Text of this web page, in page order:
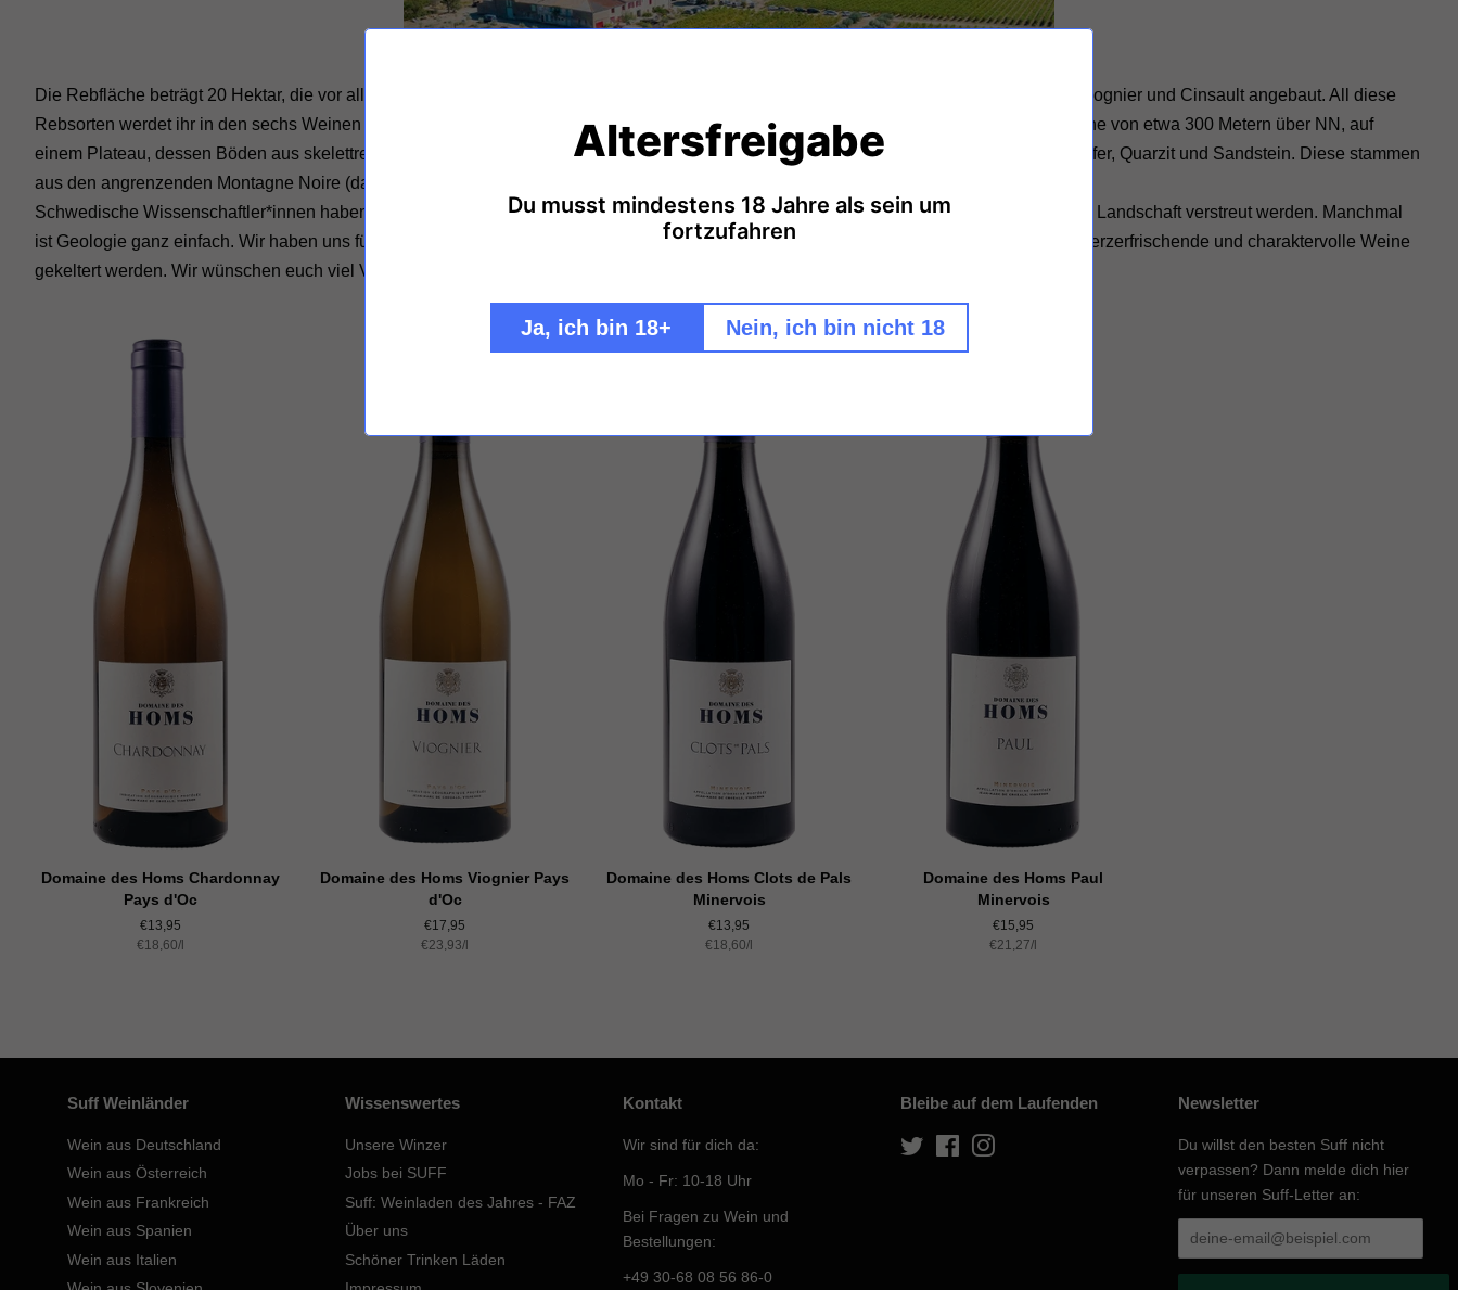
Die Rebfläche beträgt 20 Hektar, die vor allem mit Grenache und Syrah bestockt sind. Es werden aber auch die Rebsorten Chardonnay, Viognier und Cinsault angebaut. All diese
Rebsorten werdet ihr in den sechs Weinen finden, die wir für euch von der Domaine des Homs führen. Die Weinberge liegen auf einer Höhe von etwa 300 Metern über NN, auf
einem Plateau, dessen Böden aus skelettreichem (also steinigem) Kalkmergel bestehen. Hier finden sich diverse Gesteinsarten wie Schiefer, Quarzit und Sandstein. Diese stammen
aus den angrenzenden Montagne Noire (das sind die südwestlichsten Ausläufer des Zentralmassivs).
Schwedische Wissenschaftler*innen haben dabei herausgefunden, dass diese Steine von den Zwergen der Montagne Noire nachts in der Landschaft verstreut werden. Manchmal
ist Geologie ganz einfach. Wir haben uns für die Weine der Domaine des Homs entschieden, weil hier durch die Bank weg vollmundige, herzerfrischende und charaktervolle Weine
gekeltert werden. Wir wünschen euch viel Vergnügen damit.
Domaine des Homs Chardonnay
Pays d'Oc
Normaler
Preis
€13,95
Einzelpreis
€18,60/
Domaine des Homs Viognier Pays
d'Oc
Normaler
Preis
€17,95
Einzelpreis
€23,93/
Domaine des Homs Clots de Pals
Minervois
Normaler
Preis
€13,95
Einzelpreis
€18,60/
Domaine des Homs Paul
Minervois
Normaler
Preis
€15,95
Einzelpreis
€21,27/
Suff Weinländer
Wein aus Deutschland
Wein aus Österreich
Wein aus Frankreich
Wein aus Spanien
Wein aus Italien
Wissenswertes
Unsere Winzer
Jobs bei SUFF
Suff: Weinladen des Jahres - FAZ
Über uns
Schöner Trinken Läden
Kontakt
Wir sind für dich da:
Mo - Fr: 10-18 Uhr
Bei Fragen zu Wein und
Bestellungen:
+49 30-68 08 56 86-0
Bleibe auf dem Laufenden
Twitter Facebook
Newsletter
Du willst den besten Suff nicht
verpassen? Dann melde dich hier
für unseren Suff-Letter an:
Altersfreigabe
Du musst mindestens 18 Jahre als sein um
fortzufahren
Ja, ich bin 18+ Nein, ich bin nicht 18